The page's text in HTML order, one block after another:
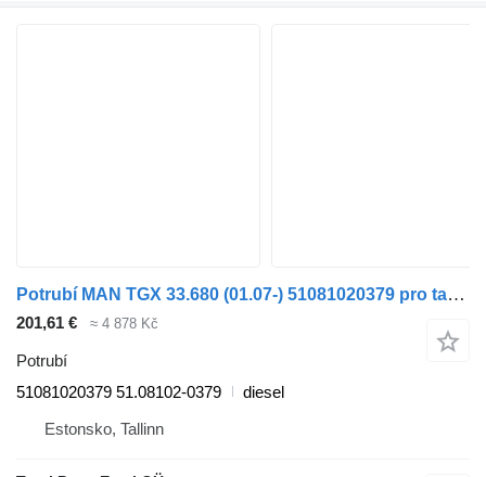
Potrubí MAN TGX 33.680 (01.07-) 51081020379 pro tahače MAN TGL, TGM, TGS, TGX (2005-2021)
201,61 € ≈ 4 878 Kč
Potrubí
51081020379 51.08102-0379
diesel
Estonsko, Tallinn